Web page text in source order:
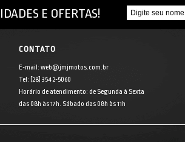
E OFERTAS!
CONTATO
E-mail: web@jmjmotos.com.br
Tel: [28] 3542-5060
Horário de atendimento: de Segunda à Sexta
das 08h às 17h. Sábado das 08h às 11h